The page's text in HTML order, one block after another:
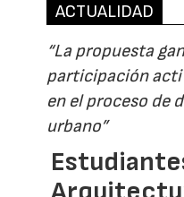
ACTUALIDAD
“La propuesta
participación
en el proceso de
urbano”